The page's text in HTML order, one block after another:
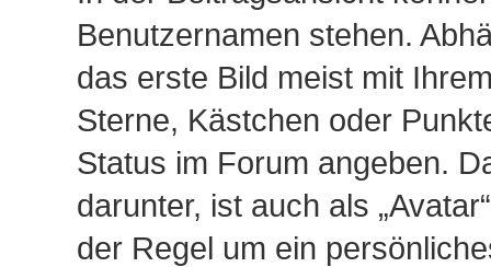
Benutzernamen stehen.
das erste Bild meist mit
Sterne, Kästchen oder
Status im Forum angeben.
darunter, ist auch als
der Regel um ein